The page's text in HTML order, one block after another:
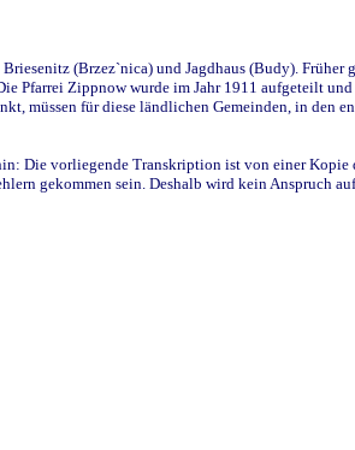
(Brzez`nica) und Jagdhaus (Budy).
Pfarrei Zippnow wurde im Jahr 1911 aufgeteilt
für diese ländlichen Gemeinden, in den
Die vorliegende Transkription ist von einer
gekommen sein. Deshalb wird kein Anspruch